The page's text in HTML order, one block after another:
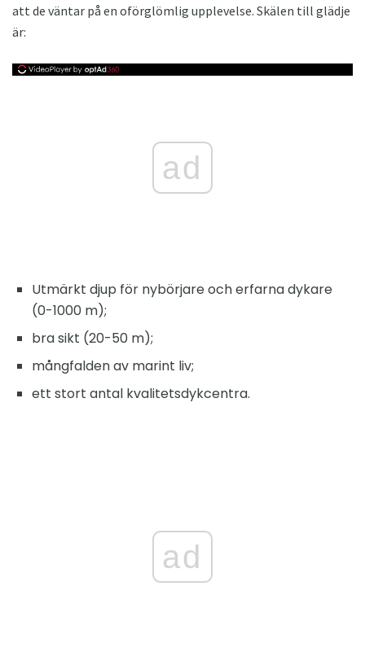
att de väntar på en oförglömlig upplevelse. Skälen till glädje
är:
ad
Utmärkt djup för nybörjare och erfarna dykare
(0-1000 m);
bra sikt (20-50 m);
mångfalden av marint liv;
ett stort antal kvalitetsdykcentra.
ad